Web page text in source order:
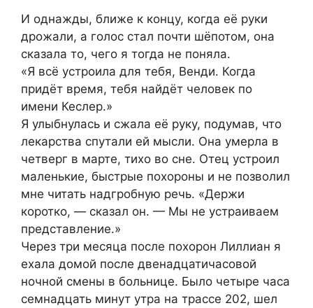
И однажды, ближе к концу, когда её руки
дрожали, а голос стал почти шёпотом, она
сказала то, чего я тогда не поняла.
«Я всё устроила для тебя, Венди. Когда
придёт время, тебя найдёт человек по
имени Кеслер.»
Я улыбнулась и сжала её руку, подумав, что
лекарства спутали ей мысли. Она умерла в
четверг в марте, тихо во сне. Отец устроил
маленькие, быстрые похороны и не позволил
мне читать надгробную речь. «Держи
коротко, — сказал он. — Мы не устраиваем
представление.»
Через три месяца после похорон Лиллиан я
ехала домой после двенадцатичасовой
ночной смены в больнице. Было четыре часа
семнадцать минут утра на трассе 202, шел